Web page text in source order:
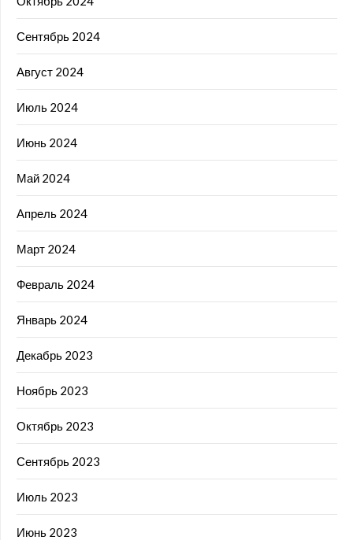
Сентябрь 2024
Август 2024
Июль 2024
Июнь 2024
Май 2024
Апрель 2024
Март 2024
Февраль 2024
Январь 2024
Декабрь 2023
Ноябрь 2023
Октябрь 2023
Сентябрь 2023
Июль 2023
Июнь 2023